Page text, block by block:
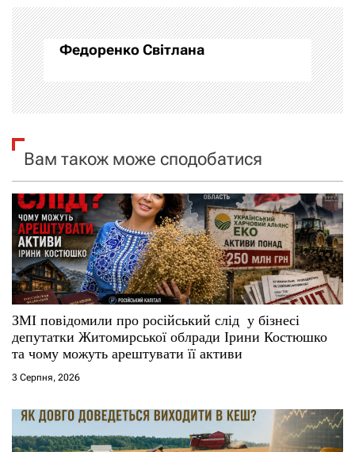
а
ц
і
а
п
и
с
і
в
Федоренко Світлана
Вам також може сподобатися
ЗМІ повідомили про російський слід у бізнесі
депутатки Житомирської облради Ірини Костюшко
та чому можуть арештувати її активи
3 Серпня, 2026